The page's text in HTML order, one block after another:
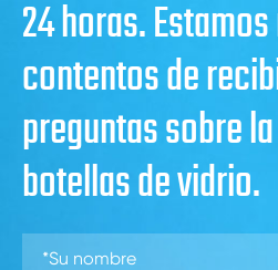
24 horas.
contentos de
preguntas sobre
botellas de vidrio.